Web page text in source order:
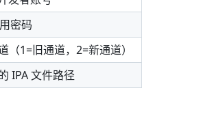
密码
（1=旧通道，2=新通道）
IPA 文件路径